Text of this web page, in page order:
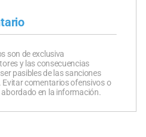
son de exclusiva
y las consecuencias
pasibles de las sanciones
Evitar comentarios ofensivos o
en la información.